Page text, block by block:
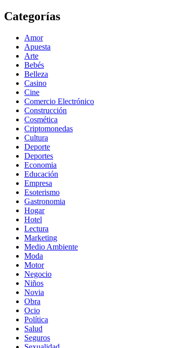
Categorías
Amor
Apuesta
Arte
Bebés
Belleza
Casino
Cine
Comercio Electrónico
Construcción
Cosmética
Criptomonedas
Cultura
Deporte
Deportes
Economia
Educación
Empresa
Esoterismo
Gastronomia
Hogar
Hotel
Lectura
Marketing
Medio Ambiente
Moda
Motor
Negocio
Niños
Novia
Obra
Ocio
Política
Salud
Seguros